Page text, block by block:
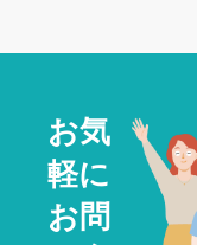
お気
軽に
お問